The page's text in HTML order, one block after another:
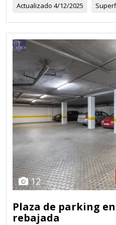
Actualizado 4/12/2025
12
Plaza de parking
rebajada